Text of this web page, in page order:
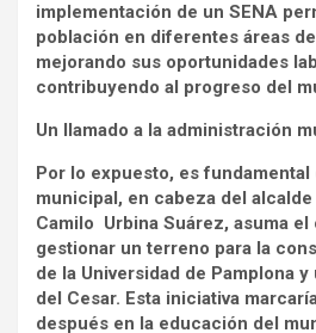
implementación de un SENA
población en diferentes áreas
mejorando sus oportunidades
contribuyendo al progreso del
Un llamado a la administración
Por lo expuesto, es
municipal, en cabeza del
Camilo Urbina Suárez, asuma
gestionar un terreno para la
de la Universidad de Pamplona y
del Cesar. Esta iniciativa
después en la educación del